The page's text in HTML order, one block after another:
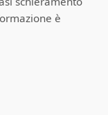
è